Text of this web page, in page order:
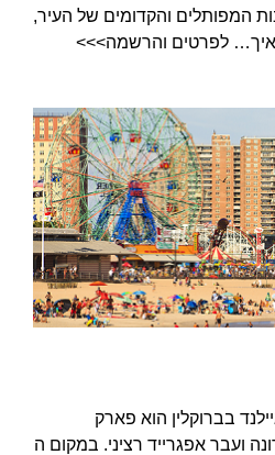
המפותלים והקדומים של העיר,
איך… לפרטים והרשמה>>>
בברוקלין הוא פארק
ועבר אפגרייד רציני. במקום ה